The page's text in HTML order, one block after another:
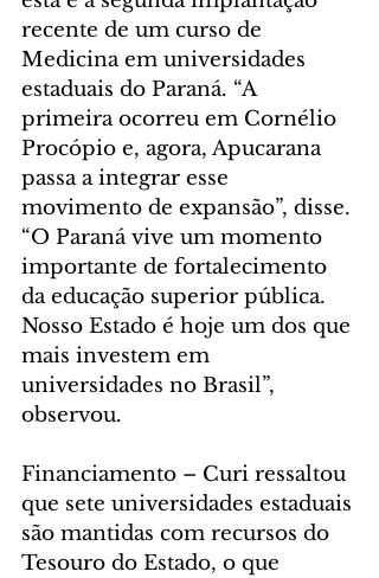
recente de um curso de
Medicina em universidades
estaduais do Paraná. “A
primeira ocorreu em Cornélio
Procópio e, agora, Apucarana
passa a integrar esse
movimento de expansão”, disse.
“O Paraná vive um momento
importante de fortalecimento
da educação superior pública.
Nosso Estado é hoje um dos que
mais investem em
universidades no Brasil”,
observou.
Financiamento – Curi ressaltou
que sete universidades estaduais
são mantidas com recursos do
Tesouro do Estado, o que